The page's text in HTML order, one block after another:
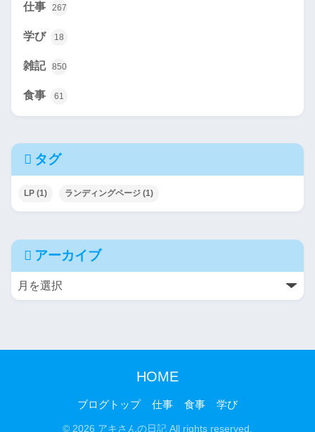
仕事 267
学び 18
雑記 850
食事 61
タグ
LP (1) ランディングページ (1)
アーカイブ
HOME
ブログトップ 仕事 食事 学び
© 2026 アキさんの日記 All rights reserved.